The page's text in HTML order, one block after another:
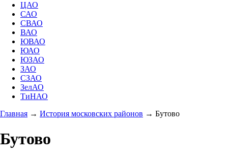
ЦАО
САО
СВАО
ВАО
ЮВАО
ЮАО
ЮЗАО
ЗАО
СЗАО
ЗелАО
ТиНАО
Главная → История московских районов → Бутово
Бутово